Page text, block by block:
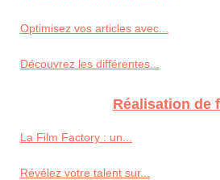
Optimisez vos articles avec...
Découvrez les différentes...
Réalisation de
La Film Factory : un...
Révélez votre talent sur...